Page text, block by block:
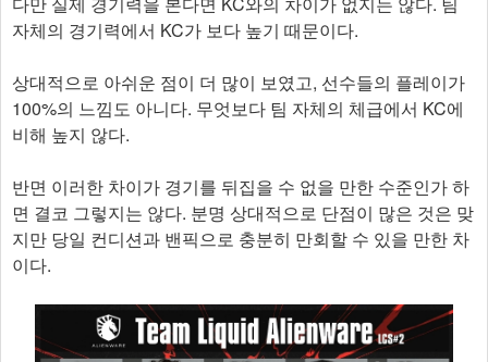
자체의 경기력에서 KC가 보다 높기 때문이다.
상대적으로 아쉬운 점이 더 많이 보였고, 선수들의 플레이가
100%의 느낌도 아니다. 무엇보다 팀 자체의 체급에서 KC에
비해 높지 않다.
반면 이러한 차이가 경기를 뒤집을 수 없을 만한 수준인가 하
면 결코 그렇지는 않다. 분명 상대적으로 단점이 많은 것은 맞
지만 당일 컨디션과 밴픽으로 충분히 만회할 수 있을 만한 차
이다.